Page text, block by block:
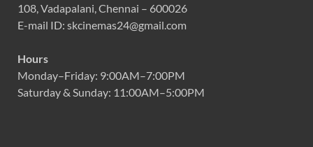
108, Vadapalani, Chennai – 600026
E-mail ID: skcinemas24@gmail.com
Hours
Monday–Friday: 9:00AM–7:00PM
Saturday & Sunday: 11:00AM–5:00PM